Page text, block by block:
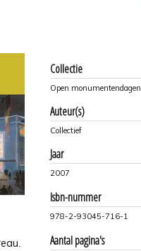
Collectie
Open monumentendagen
Auteur(s)
Collectief
Jaar
2007
Isbn-nummer
978-2-93045-716-1
Aantal pagina's